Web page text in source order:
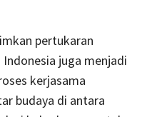
pertukaran
juga menjadi
kerjasama
budaya di antara